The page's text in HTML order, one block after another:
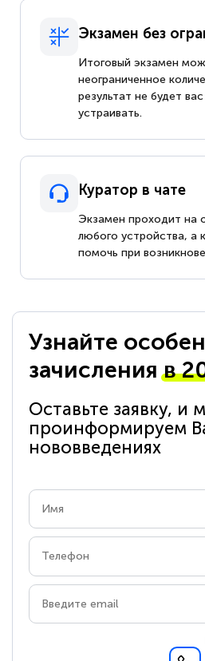
Экзамен без
Итоговый экзамен
неограниченное
результат не будет
устраивать.
Куратор в чате
Экзамен проходит на
любого устройства, а
помочь при
Узнайте
зачисленияв
Оставьте заявку, и
проинформируем
нововведениях